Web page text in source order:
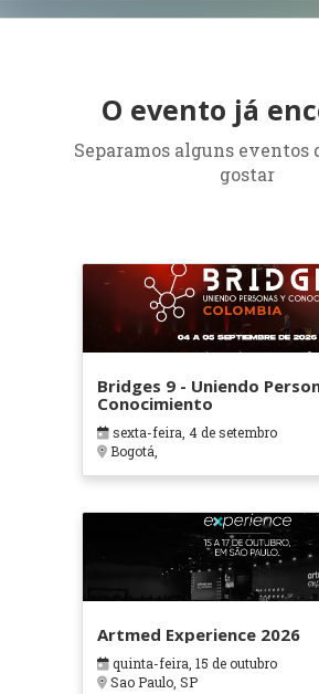
O evento já
Separamos alguns eventos
gostar
Bridges 9 - Uniendo
Conocimiento
sexta-feira, 4 de setembro
Bogotá,
Artmed Experience 2026
quinta-feira, 15 de outubro
Sao Paulo, SP